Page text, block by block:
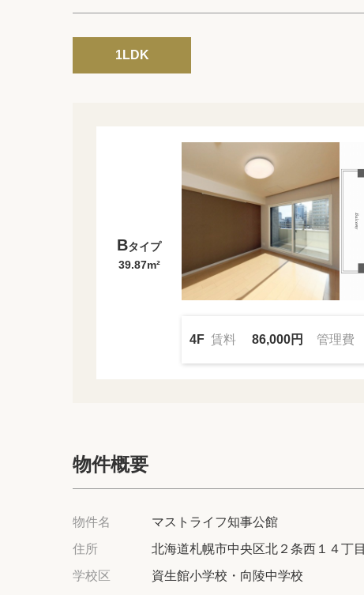
1LDK
Bタイプ
39.87m²
4F 賃料 86,000円 管理費
物件概要
物件名
マストライフ知事公館
住所
北海道札幌市中央区北２条西１４丁目
学校区
資生館小学校・向陵中学校